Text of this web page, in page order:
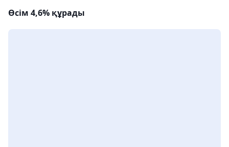
Өсім 4,6% құрады